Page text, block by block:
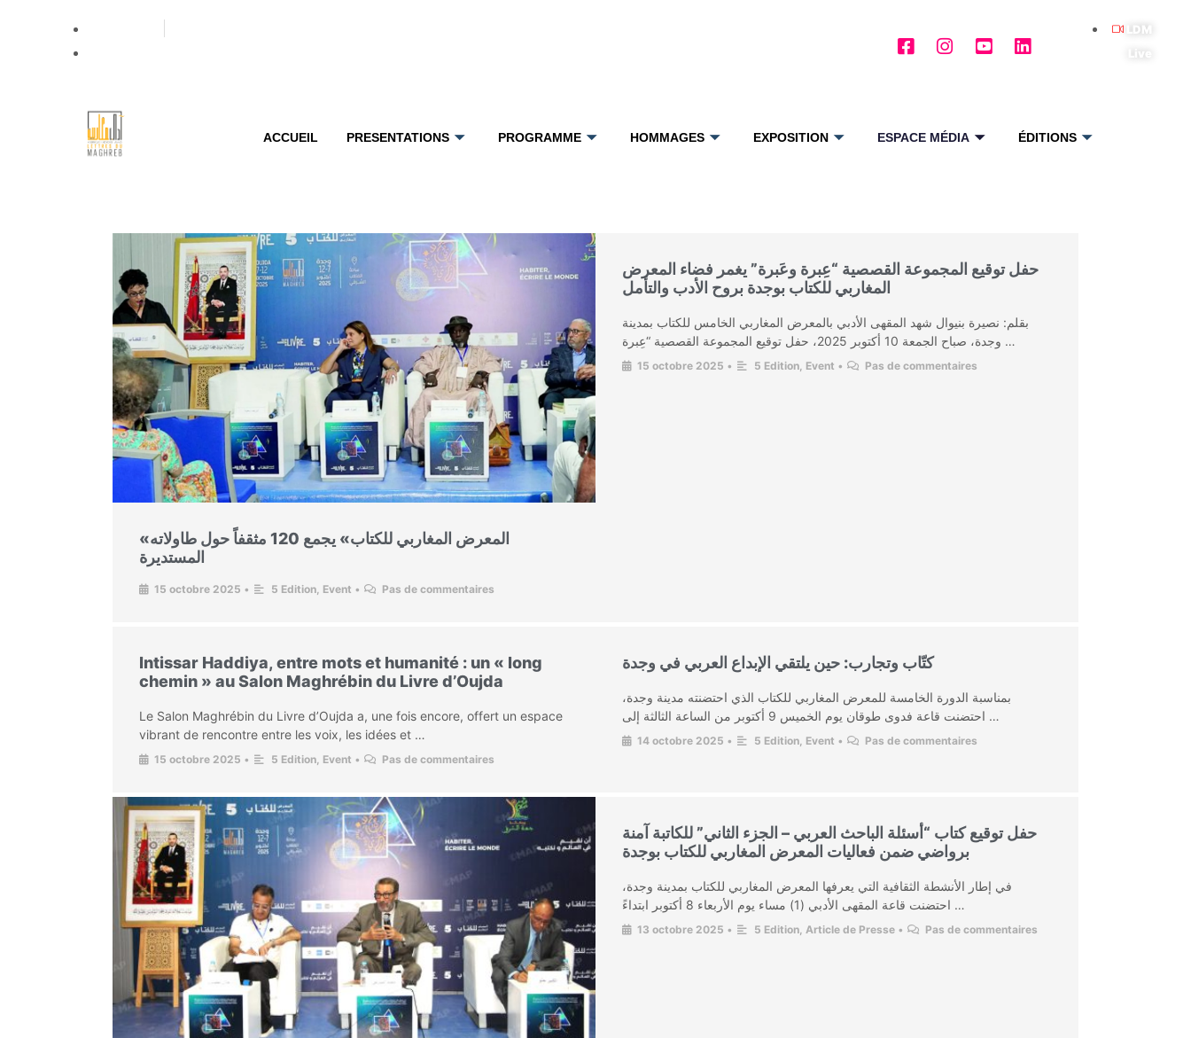
LDM
Live
ACCUEIL PRESENTATIONS PROGRAMME HOMMAGES EXPOSITION ESPACE MÉDIA ÉDITIONS
«المعرض المغاربي للكتاب» يجمع 120 مثقفاً حول طاولاته
المستديرة
15 octobre 2025 • 5 Edition Event • Pas de commentaires
حفل توقيع المجموعة القصصية “عِبرة وعَبرة” يغمر فضاء المعرض
المغاربي للكتاب بوجدة بروح الأدب والتأمل
بقلم: نصيرة بنيوال شهد المقهى الأدبي بالمعرض المغاربي الخامس للكتاب بمدينة
وجدة، صباح الجمعة 10 أكتوبر 2025، حفل توقيع المجموعة القصصية “عِبرة …
15 octobre 2025 • 5 Edition, Event • Pas de commentaires
Intissar Haddiya, entre mots et humanité : un « long
chemin » au Salon Maghrébin du Livre d’Oujda
Le Salon Maghrébin du Livre d’Oujda a, une fois encore, offert un espace
vibrant de rencontre entre les voix, les idées et …
15 octobre 2025 • 5 Edition Event • Pas de commentaires
كتّاب وتجارب: حين يلتقي الإبداع العربي في وجدة
بمناسبة الدورة الخامسة للمعرض المغاربي للكتاب الذي احتضنته مدينة وجدة،
احتضنت قاعة فدوى طوقان يوم الخميس 9 أكتوبر من الساعة الثالثة إلى …
14 octobre 2025 • 5 Edition Event • Pas de commentaires
حفل توقيع كتاب “أسئلة الباحث العربي – الجزء الثاني” للكاتبة آمنة
برواضي ضمن فعاليات المعرض المغاربي للكتاب بوجدة
في إطار الأنشطة الثقافية التي يعرفها المعرض المغاربي للكتاب بمدينة وجدة،
احتضنت قاعة المقهى الأدبي (1) مساء يوم الأربعاء 8 أكتوبر ابتداءً …
13 octobre 2025 • 5 Edition Article de Presse • Pas de commentaires